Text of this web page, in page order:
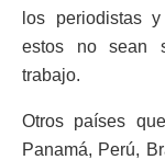
los periodistas
estos no sean
trabajo.
Otros países
Panamá, Perú,